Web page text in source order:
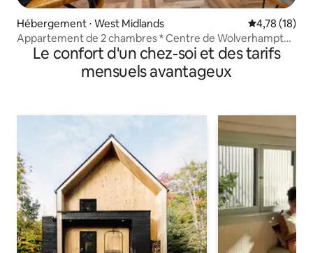
Hébergement ⋅ West Midlands Évaluation
4,78 (18)
Appartement de 2 chambres * Centre de Wolverhampton
* WiFiLe confort d'un chez-soi et des tarifs
mensuels avantageux